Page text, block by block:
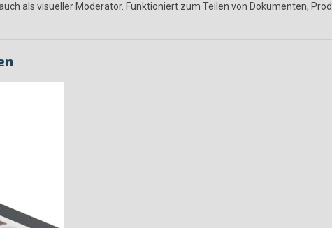
als visueller Moderator. Funktioniert zum Teilen von Dokumenten,